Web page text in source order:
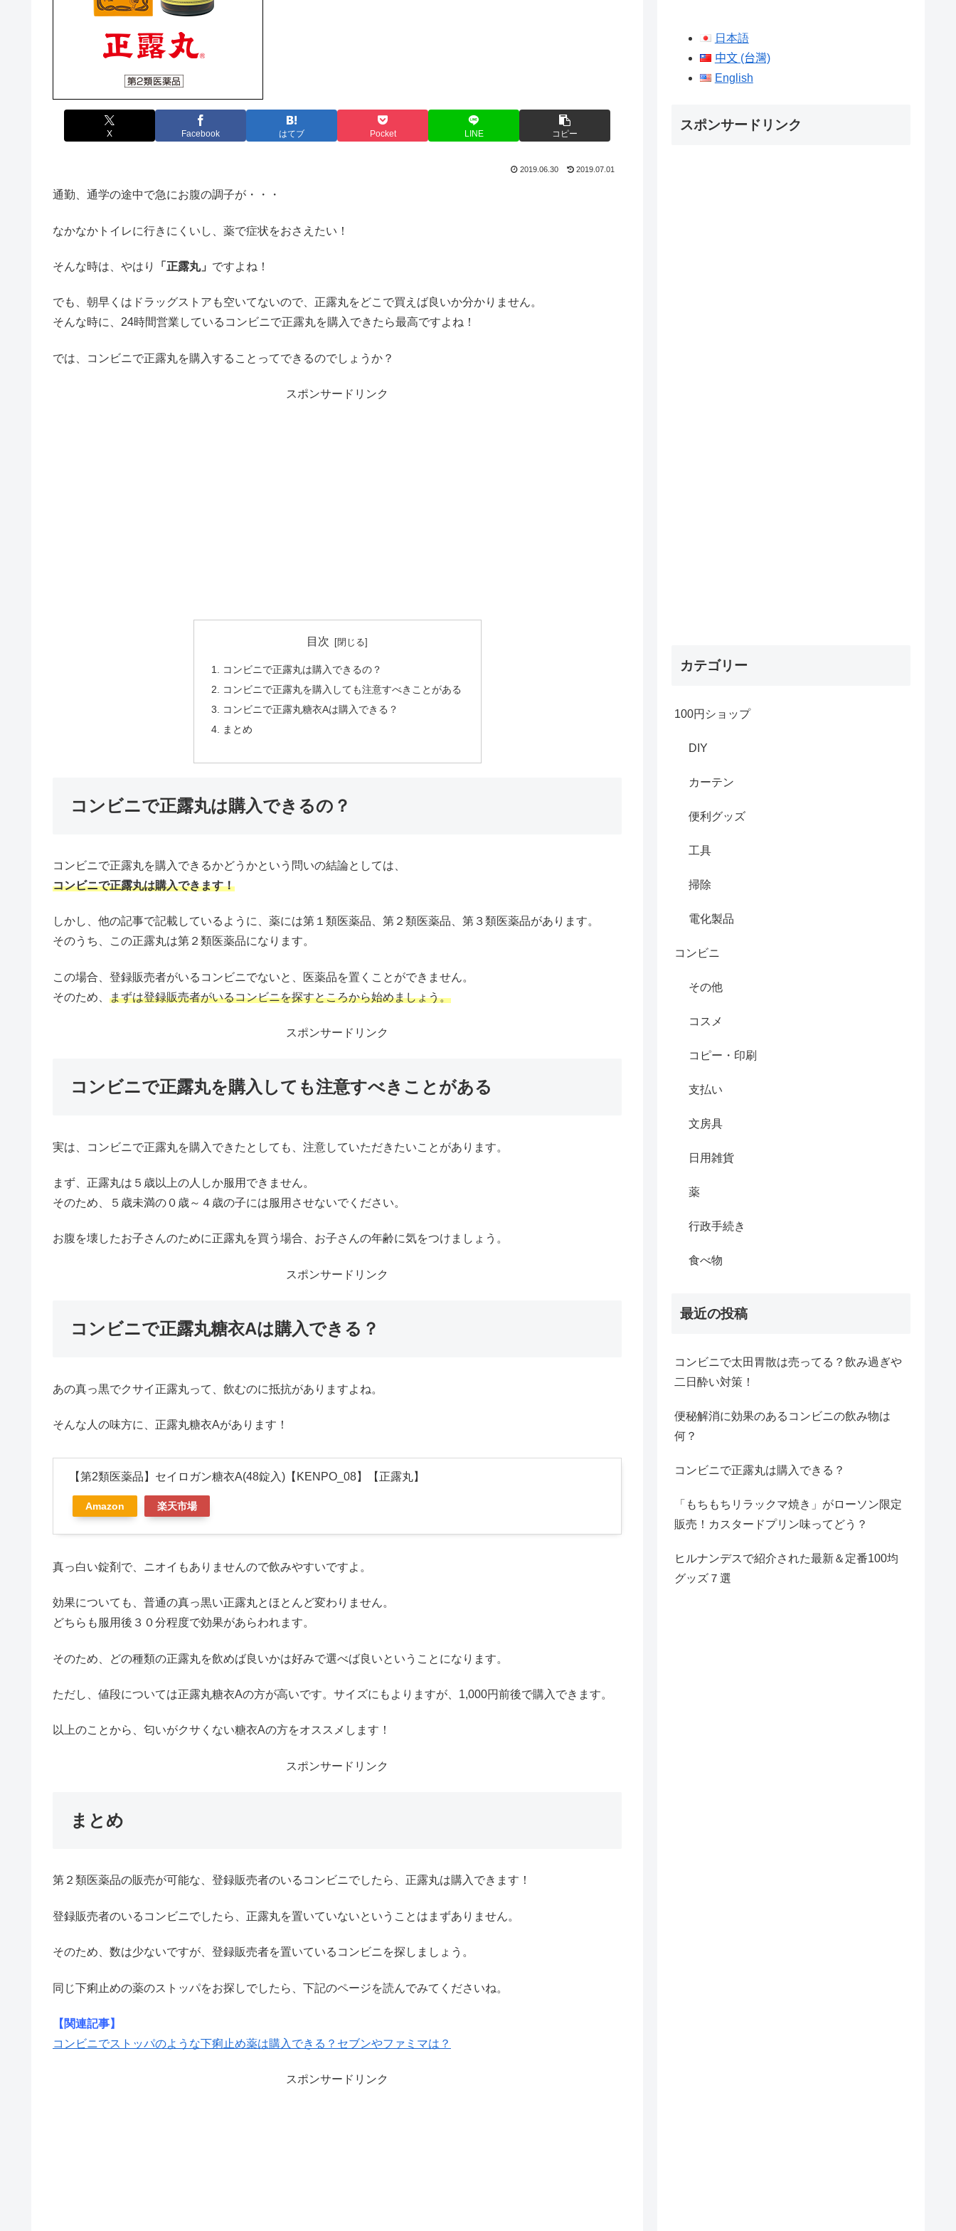
X Facebook はてブ Pocket LINE コピー
2019.06.30 2019.07.01
通勤、通学の途中で急にお腹の調子が・・・
なかなかトイレに行きにくいし、薬で症状をおさえたい！
そんな時は、やはり 「正露丸」 ですよね！
でも、朝早くはドラッグストアも空いてないので、正露丸をどこで買えば良いか分かりません。
そんな時に、24時間営業しているコンビニで正露丸を購入できたら最高ですよね！
では、コンビニで正露丸を購入することってできるのでしょうか？
スポンサードリンク
目次
コンビニで正露丸は購入できるの？
コンビニで正露丸を購入しても注意すべきことがある
コンビニで正露丸糖衣Aは購入できる？
まとめ
コンビニで正露丸は購入できるの？
コンビニで正露丸を購入できるかどうかという問いの結論としては、
コンビニで正露丸は購入できます！
しかし、他の記事で記載しているように、薬には第１類医薬品、第２類医薬品、第３類医薬品があります。
そのうち、この正露丸は第２類医薬品になります。
この場合、登録販売者がいるコンビニでないと、医薬品を置くことができません。
そのため、 まずは登録販売者がいるコンビニを探すところから始めましょう。
スポンサードリンク
コンビニで正露丸を購入しても注意すべきことがある
実は、コンビニで正露丸を購入できたとしても、注意していただきたいことがあります。
まず、正露丸は５歳以上の人しか服用できません。
そのため、５歳未満の０歳～４歳の子には服用させないでください。
お腹を壊したお子さんのために正露丸を買う場合、お子さんの年齢に気をつけましょう。
スポンサードリンク
コンビニで正露丸糖衣Aは購入できる？
あの真っ黒でクサイ正露丸って、飲むのに抵抗がありますよね。
そんな人の味方に、正露丸糖衣Aがあります！
【第2類医薬品】セイロガン糖衣A(48錠入)【KENPO_08】【正露丸】
Amazon 楽天市場
真っ白い錠剤で、ニオイもありませんので飲みやすいですよ。
効果についても、普通の真っ黒い正露丸とほとんど変わりません。
どちらも服用後３０分程度で効果があらわれます。
そのため、どの種類の正露丸を飲めば良いかは好みで選べば良いということになります。
ただし、値段については正露丸糖衣Aの方が高いです。サイズにもよりますが、1,000円前後で購入できます。
以上のことから、匂いがクサくない糖衣Aの方をオススメします！
スポンサードリンク
まとめ
第２類医薬品の販売が可能な、登録販売者のいるコンビニでしたら、正露丸は購入できます！
登録販売者のいるコンビニでしたら、正露丸を置いていないということはまずありません。
そのため、数は少ないですが、登録販売者を置いているコンビニを探しましょう。
同じ下痢止めの薬のストッパをお探しでしたら、下記のページを読んでみてくださいね。
【関連記事】
コンビニでストッパのような下痢止め薬は購入できる？セブンやファミマは？
スポンサードリンク
日本語
中文 (台灣)
English
スポンサードリンク
カテゴリー
100円ショップ
DIY
カーテン
便利グッズ
工具
掃除
電化製品
コンビニ
その他
コスメ
コピー・印刷
支払い
文房具
日用雑貨
薬
行政手続き
食べ物
最近の投稿
コンビニで太田胃散は売ってる？飲み過ぎや
二日酔い対策！
便秘解消に効果のあるコンビニの飲み物は
何？
コンビニで正露丸は購入できる？
「もちもちリラックマ焼き」がローソン限定
販売！カスタードプリン味ってどう？
ヒルナンデスで紹介された最新＆定番100均
グッズ７選